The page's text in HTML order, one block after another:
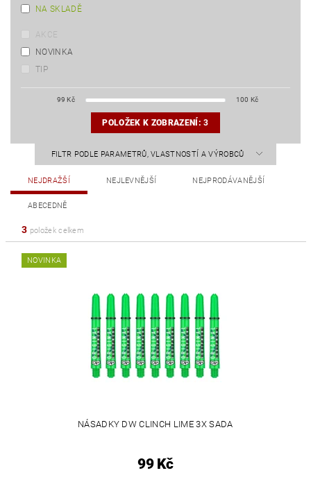
NA SKLADĚ
AKCE
NOVINKA
TIP
99 Kč 100 Kč
POLOŽEK K ZOBRAZENÍ:3
FILTR PODLE PARAMETRŮ, VLASTNOSTÍ A VÝROBCŮ
NEJDRAŽŠÍ NEJLEVNĚJŠÍ NEJPRODÁVANĚJŠÍ
ABECEDNĚ
3 položek celkem
NOVINKA
NÁSADKY DW CLINCH LIME 3X SADA
99 Kč